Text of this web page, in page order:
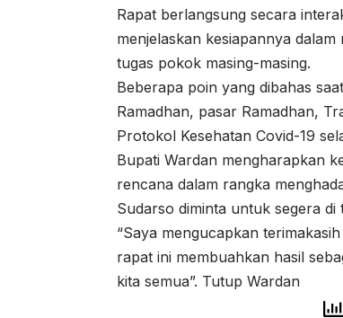
Rapat berlangsung secara
menjelaskan kesiapannya
tugas pokok masing-masing.
Beberapa poin yang dibahas
Ramadhan, pasar Ramadhan,
Protokol Kesehatan Covid-19
Bupati Wardan mengharapkan
rencana dalam rangka
Sudarso diminta untuk segera
“Saya mengucapkan
rapat ini membuahkan hasil
kita semua”. Tutup Wardan